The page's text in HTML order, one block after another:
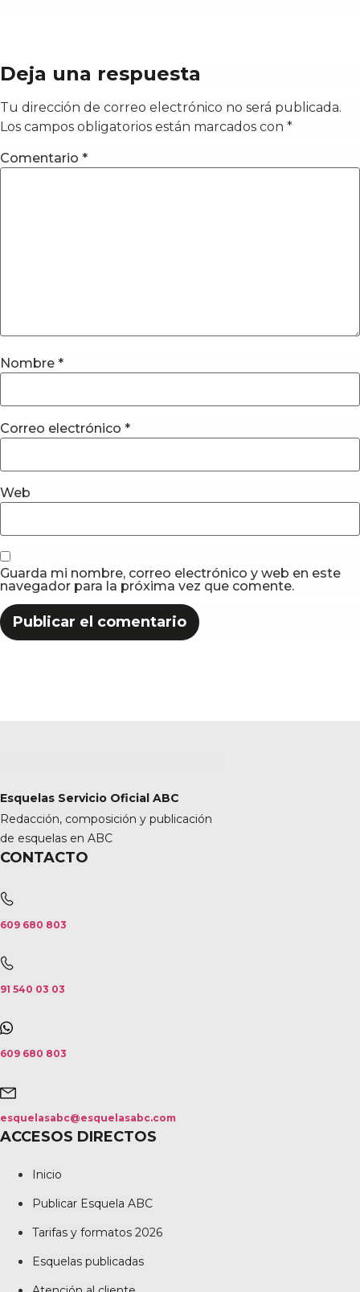
Deja una respuesta
Tu dirección de correo electrónico no será publicada.
Los campos obligatorios están marcados con *
Comentario *
Nombre *
Correo electrónico *
Web
Guarda mi nombre, correo electrónico y web en este
navegador para la próxima vez que comente.
Esquelas Servicio Oficial ABC
Redacción, composición y publicación
de esquelas en ABC
CONTACTO
609 680 803
91 540 03 03
609 680 803
esquelasabc@esquelasabc.com
ACCESOS DIRECTOS
Inicio
Publicar Esquela ABC
Tarifas y formatos 2026
Esquelas publicadas